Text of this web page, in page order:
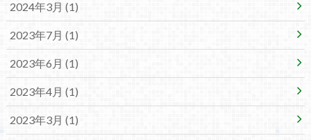
2024年3月 (1)
2023年7月 (1)
2023年6月 (1)
2023年4月 (1)
2023年3月 (1)